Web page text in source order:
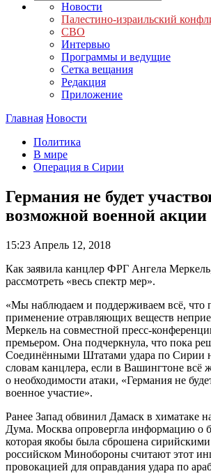
Новости
Палестино-израильский
СВО
Интервью
Программы и ведущие
Сетка вещания
Редакция
Приложение
Главная Новости
Политика
В мире
Операция в Сирии
Германия не будет
возможной военной
15:23 Апрель 12, 2018
Как заявила канцлер ФРГ Ангела
рассмотреть «весь спектр мер».
«Мы наблюдаем и поддерживаем всё, что
применение отравляющих веществ
Меркель на совместной пресс-
премьером. Она подчеркнула, что пока
Соединёнными Штатами удара по Сирии
словам канцлера, если в Вашингтоне всё
о необходимости атаки, «Германия не
военное участие».
Ранее Запад обвинил Дамаск в химатаке
Дума. Москва опровергла информацию о
которая якобы была сброшена
российском Минобороны считают этот
провокацией для оправдания удара по